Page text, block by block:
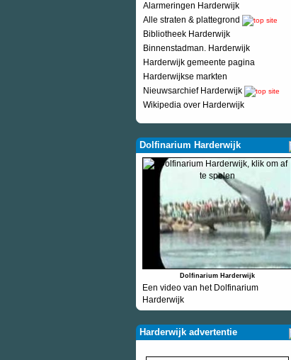
Alarmeringen Harderwijk
Alle straten & plattegrond
Bibliotheek Harderwijk
Binnenstadman. Harderwijk
Harderwijk gemeente pagina
Harderwijkse markten
Nieuwsarchief Harderwijk
Wikipedia over Harderwijk
Dolfinarium Harderwijk
Dolfinarium Harderwijk
Een video van het Dolfinarium
Harderwijk
Harderwijk advertentie